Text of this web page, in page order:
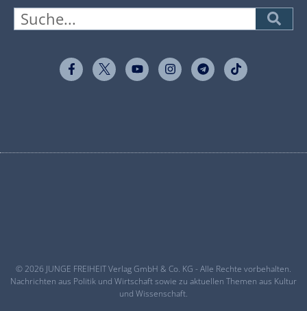
© 2026 JUNGE FREIHEIT Verlag GmbH & Co. KG - Alle Rechte vorbehalten.
Nachrichten aus Politik und Wirtschaft sowie zu aktuellen Themen aus Kultur
und Wissenschaft.